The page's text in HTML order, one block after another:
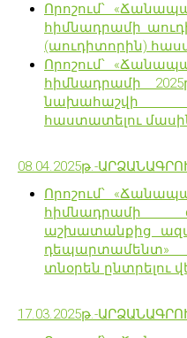
Որոշում՝
հիմնադրամի
(աուդիտորին)
Որոշում՝
հիմնադրամի
նախահաշվի
հաստատելու
08.04.2025թ.-
Որոշում՝
հիմնադրամի
աշխատանքից
դեպարտամենտ»
տնօրեն ընտրելու
17.03.2025թ.-